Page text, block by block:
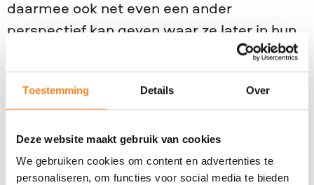
Toestemming Details Over
Deze website maakt gebruik van cookies
We gebruiken cookies om content en advertenties te
personaliseren, om functies voor social media te bieden
daarmee ook net even een ander
perspectief kan geven waar ze later in hun
Dat is het mooie van wat JINC aanbiedt.
Dat het juist al die verschillende facetten
aangeboden, maar dat ze toch via JINC